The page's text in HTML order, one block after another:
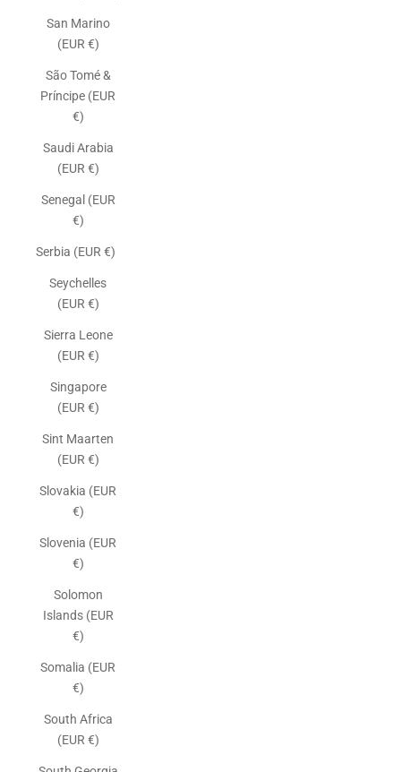
San Marino
(EUR €)
São Tomé &
Príncipe (EUR
€)
Saudi Arabia
(EUR €)
Senegal (EUR
€)
Serbia (EUR €)
Seychelles
(EUR €)
Sierra Leone
(EUR €)
Singapore
(EUR €)
Sint Maarten
(EUR €)
Slovakia (EUR
€)
Slovenia (EUR
€)
Solomon
Islands (EUR
€)
Somalia (EUR
€)
South Africa
(EUR €)